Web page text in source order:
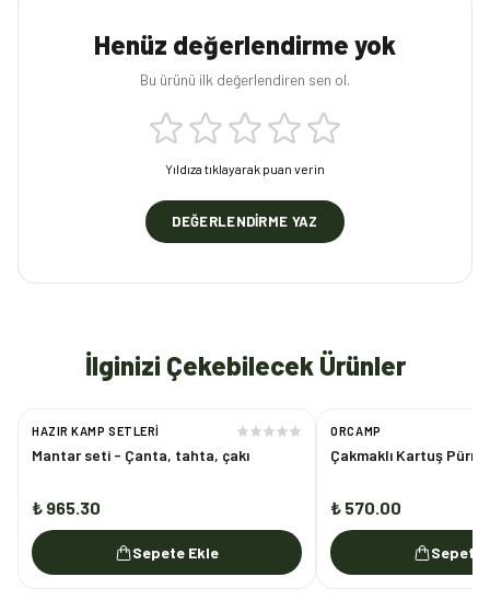
Henüz değerlendirme yok
Bu ürünü ilk değerlendiren sen ol.
Yıldıza tıklayarak puan verin
DEĞERLENDIRME YAZ
İlginizi Çekebilecek Ürünler
HAZIR KAMP SETLERI
Mantar seti - Çanta, tahta, çakı
₺ 965.30
Sepete Ekle
ORCAMP
Çakmaklı Kartuş
₺ 570.00
Sepete